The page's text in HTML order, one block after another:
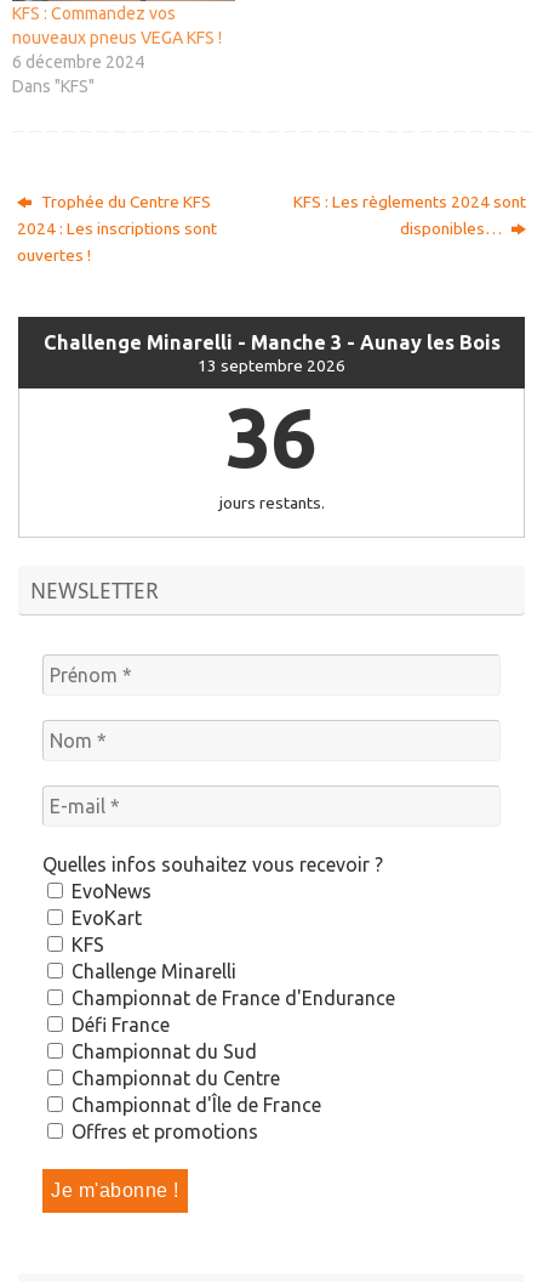
KFS : Commandez vos
nouveaux pneus VEGA KFS !
6 décembre 2024
Dans "KFS"
Trophée du Centre KFS
2024 : Les inscriptions sont
ouvertes !
KFS : Les règlements 2024 sont
disponibles…
Challenge Minarelli - Manche 3 - Aunay les Bois
13 septembre 2026
36
jours restants.
NEWSLETTER
Quelles infos souhaitez vous recevoir ?
EvoNews
EvoKart
KFS
Challenge Minarelli
Championnat de France d'Endurance
Défi France
Championnat du Sud
Championnat du Centre
Championnat d'Île de France
Offres et promotions